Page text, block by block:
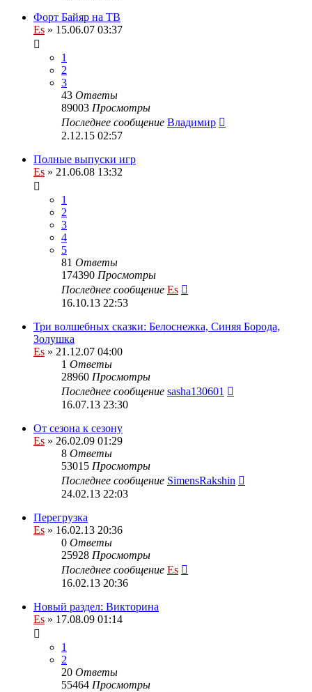
Форт Байяр на ТВ
Es » 15.06.07 03:37
1
2
3
43 Ответы
89003 Просмотры
Последнее сообщение Владимир
2.12.15 02:57
Полные выпуски игр
Es » 21.06.08 13:32
1
2
3
4
5
81 Ответы
174390 Просмотры
Последнее сообщение Es
16.10.13 22:53
Три волшебных сказки: Белоснежка, Синяя Борода,
Золушка
Es » 21.12.07 04:00
1 Ответы
28960 Просмотры
Последнее сообщение sasha130601
16.07.13 23:30
От сезона к сезону
Es » 26.02.09 01:29
8 Ответы
53015 Просмотры
Последнее сообщение SimensRakshin
24.02.13 22:03
Перегрузка
Es » 16.02.13 20:36
0 Ответы
25928 Просмотры
Последнее сообщение Es
16.02.13 20:36
Новый раздел: Викторина
Es » 17.08.09 01:14
1
2
20 Ответы
55464 Просмотры